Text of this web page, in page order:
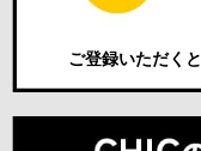
ご登録いただくと